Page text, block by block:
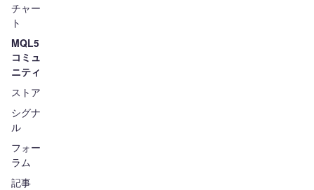
チャー
ト
MQL5
コミュ
ニティ
ストア
シグナ
ル
フォー
ラム
記事